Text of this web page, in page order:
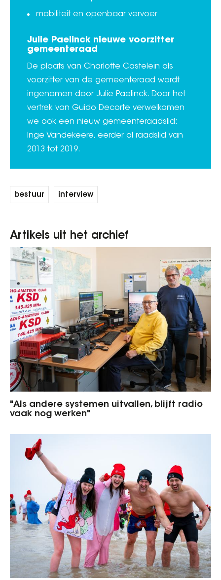
mobiliteit en openbaar vervoer
Julie Paelinck nieuwe voorzitter
gemeenteraad
De plaats van Charlotte Castelein als
voorzitter van de gemeenteraad wordt
ingenomen door Julie Paelinck. Door het
vertrek van Guido Decorte verwelkomen
we ook een nieuw gemeenteraadslid:
Inge Vandekeere, eerder al raadslid van
2013 tot 2019.
bestuur interview
Artikels uit het archief
"Als andere systemen uitvallen, blijft radio
vaak nog werken"